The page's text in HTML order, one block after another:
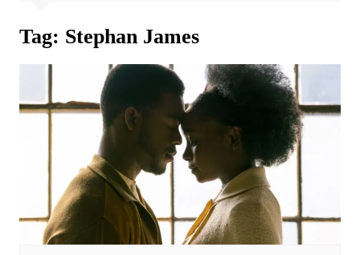
Tag: Stephan James